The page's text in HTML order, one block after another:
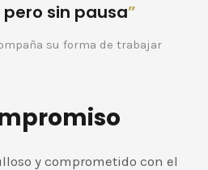
pero sin pausa”
su forma de trabajar
y comprometido con el